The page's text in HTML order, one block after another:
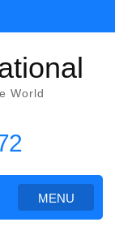
World
MENU